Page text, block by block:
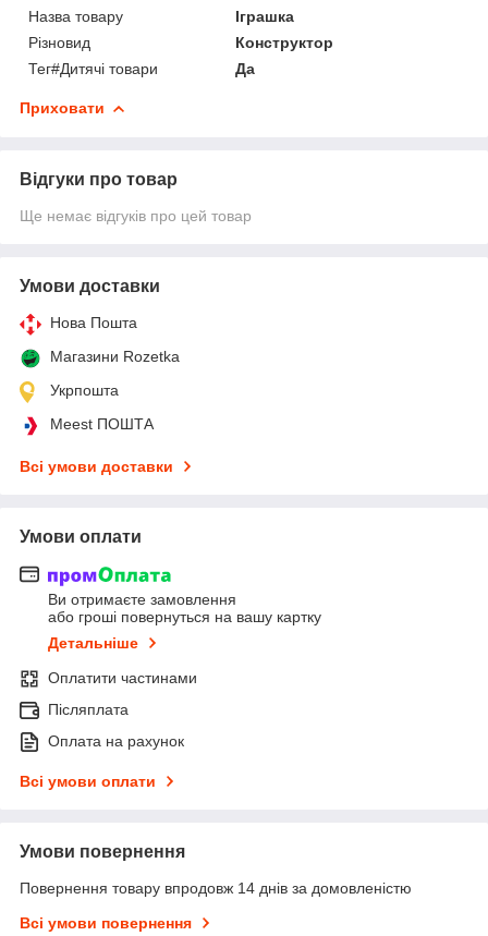
Назва товару
Іграшка
Різновид
Конструктор
Тег#Дитячі товари
Да
Приховати
Відгуки про товар
Ще немає відгуків про цей товар
Умови доставки
Нова Пошта
Магазини Rozetka
Укрпошта
Meest ПОШТА
Всі умови доставки
Умови оплати
Ви отримаєте замовлення
або гроші повернуться на вашу картку
Детальніше
Оплатити частинами
Післяплата
Оплата на рахунок
Всі умови оплати
Умови повернення
Повернення товару впродовж 14 днів за домовленістю
Всі умови повернення